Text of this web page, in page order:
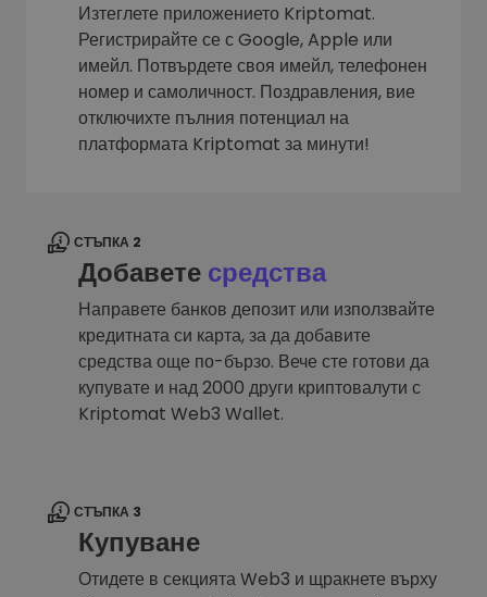
Изтеглете приложението Kriptomat.
Регистрирайте се с Google, Apple или
имейл. Потвърдете своя имейл, телефонен
номер и самоличност. Поздравления, вие
отключихте пълния потенциал на
платформата Kriptomat за минути!
СТЪПКА 2
Добавете средства
Направете банков депозит или използвайте
кредитната си карта, за да добавите
средства още по-бързо. Вече сте готови да
купувате и над 2000 други криптовалути с
Kriptomat Web3 Wallet.
СТЪПКА 3
Купуване
Отидете в секцията Web3 и щракнете върху